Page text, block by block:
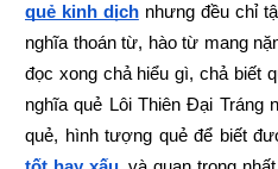
quẻ kinh dịch nhưng đều chỉ
nghĩa thoán từ, hào từ mang
đọc xong chả hiểu gì, chả biết
nghĩa quẻ Lôi Thiên Đại Tráng
quẻ, hình tượng quẻ để biết